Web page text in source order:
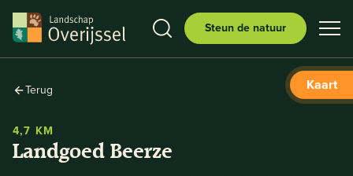
Steun de natuur
Kaart
Terug
4,7 KM
Landgoed Beerze